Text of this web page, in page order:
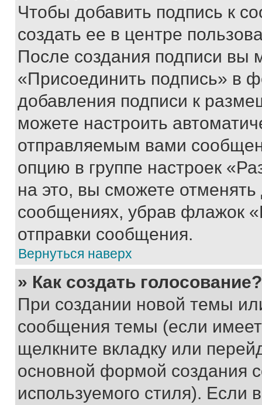
Чтобы добавить подпись к
создать ее в центре
После создания подписи вы
«Присоединить подпись» в
добавления подписи к
можете настроить
отправляемым вами
опцию в группе настроек
на это, вы сможете
сообщениях, убрав флажок
отправки сообщения.
Вернуться наверх
» Как создать голосование?
При создании новой темы
сообщения темы (если
щелкните вкладку или
основной формой создания
используемого стиля). Если